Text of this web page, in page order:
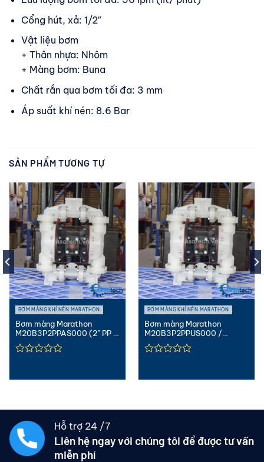
Cổng hút, xả: 1/2″
Vật liệu bơm
+ Thân nhựa: Nhôm
+ Màng bơm: Buna
Chất rắn qua bơm tối đa: 3 mm
Áp suất khí nén: 8.6 Bar
SẢN PHẨM TƯƠNG TỰ
BƠM MÀNG KHÍ NÉN MARATHON
Bơm màng Marathon
M20B3P2PPAS000 (2” PP –
Teflon)
BƠM MÀNG KHÍ NÉN MARATHON
Bơm màng Marathon
M20B3P2PPUS000 /
M20B3P2PPUS100
Hỗ trợ 24 /7
Liên hệ ngay với chúng tôi để được tư vấn
miễn phí